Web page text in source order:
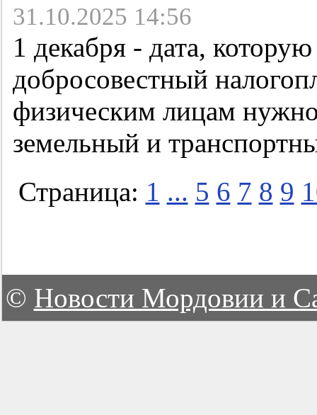
31.10.2025 14:56
1 декабря - дата,
добросовестный
физическим лицам
земельный и
Страница: 1 ... 5 6 7 8 9
© Новости Мордовии и